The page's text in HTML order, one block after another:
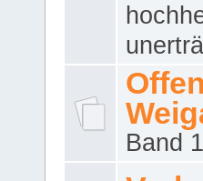
Band